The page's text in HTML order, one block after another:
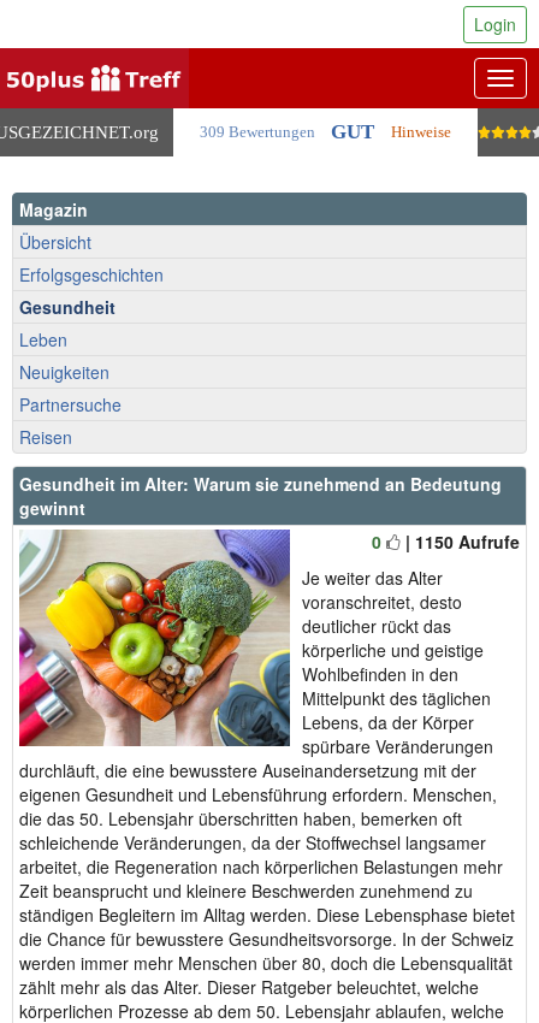
.org 309 Bewertungen GUT Hinweise
Login
Magazin
Übersicht
Erfolgsgeschichten
Gesundheit
Leben
Neuigkeiten
Partnersuche
Reisen
Gesundheit im Alter: Warum sie zunehmend an Bedeutung
gewinnt
0
| 1150 Aufrufe
Je weiter das Alter
voranschreitet, desto
deutlicher rückt das
körperliche und geistige
Wohlbefinden in den
Mittelpunkt des täglichen
Lebens, da der Körper
spürbare Veränderungen
durchläuft, die eine bewusstere Auseinandersetzung mit der
eigenen Gesundheit und Lebensführung erfordern. Menschen,
die das 50. Lebensjahr überschritten haben, bemerken oft
schleichende Veränderungen, da der Stoffwechsel langsamer
arbeitet, die Regeneration nach körperlichen Belastungen mehr
Zeit beansprucht und kleinere Beschwerden zunehmend zu
ständigen Begleitern im Alltag werden. Diese Lebensphase bietet
die Chance für bewusstere Gesundheitsvorsorge. In der Schweiz
werden immer mehr Menschen über 80, doch die Lebensqualität
zählt mehr als das Alter. Dieser Ratgeber beleuchtet, welche
körperlichen Prozesse ab dem 50. Lebensjahr ablaufen, welche